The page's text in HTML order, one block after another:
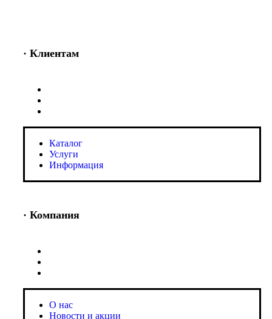
· Клиентам
Каталог
Услуги
Информация
· Компания
O нас
Новости и акции